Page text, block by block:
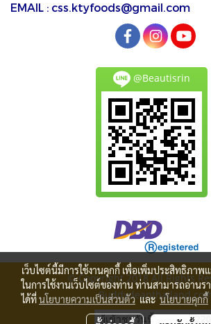
EMAIL : css.ktyfoods@gmail.com
@Beautisrin
© Copyright 2018 All Rights
ผู้เข้าชมวันนี้
220
เว็บไซต์นี้มีการใช้งานคุกกี้ เพื่อเพิ่มประสิทธิภา
ในการใช้งานเว็บไซต์ของท่าน ท่านสามารถอ่านร
ได้ที่นโยบายความเป็นส่วนตัวและนโยบายคุกกี้